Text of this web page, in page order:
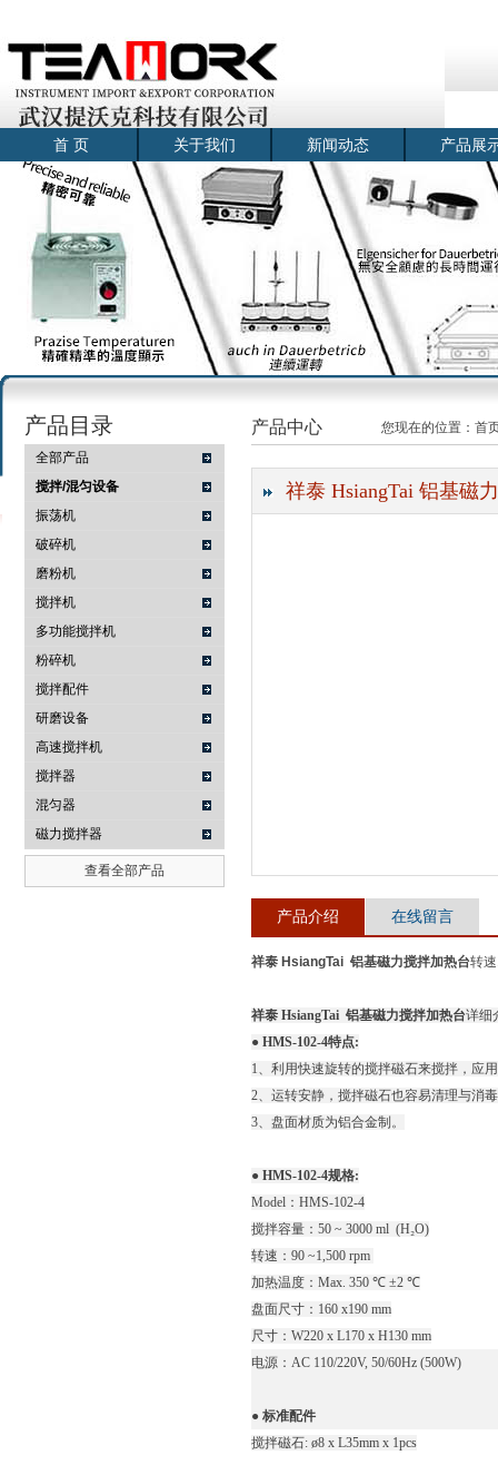
武汉提沃克科技有限公司
首 页 关于我们 新闻动态 产品展
产品目录
全部产品
搅拌/混匀设备
振荡机
破碎机
磨粉机
搅拌机
多功能搅拌机
粉碎机
搅拌配件
研磨设备
高速搅拌机
搅拌器
混匀器
磁力搅拌器
查看全部产品
产品中心 您现在的位置： 首
祥泰 HsiangTai 铝基磁
产品介绍 在线留言
祥泰 HsiangTai 铝基磁力搅拌加热台转
祥泰 HsiangTai 铝基磁力搅拌加热台详细
● HMS-102-4特点:
1、利用快速旋转的搅拌磁石来搅拌，应
2、运转安静，搅拌磁石也容易清理与消
3、盘面材质为铝合金制。
● HMS-102-4规格:
Model：HMS-102-4
搅拌容量：50 ~ 3000 ml (H₂O)
转速：90 ~1,500 rpm
加热温度：Max. 350 ℃ ±2 ℃
盘面尺寸：160 x190 mm
尺寸：W220 x L170 x H130 mm
电源：AC 110/220V, 50/60Hz (500W)
● 标准配件
搅拌磁石: ø8 x L35mm x 1pcs